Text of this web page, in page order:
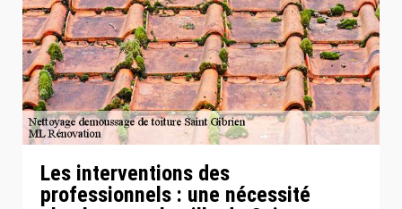
Les interventions des
professionnels : une nécessité